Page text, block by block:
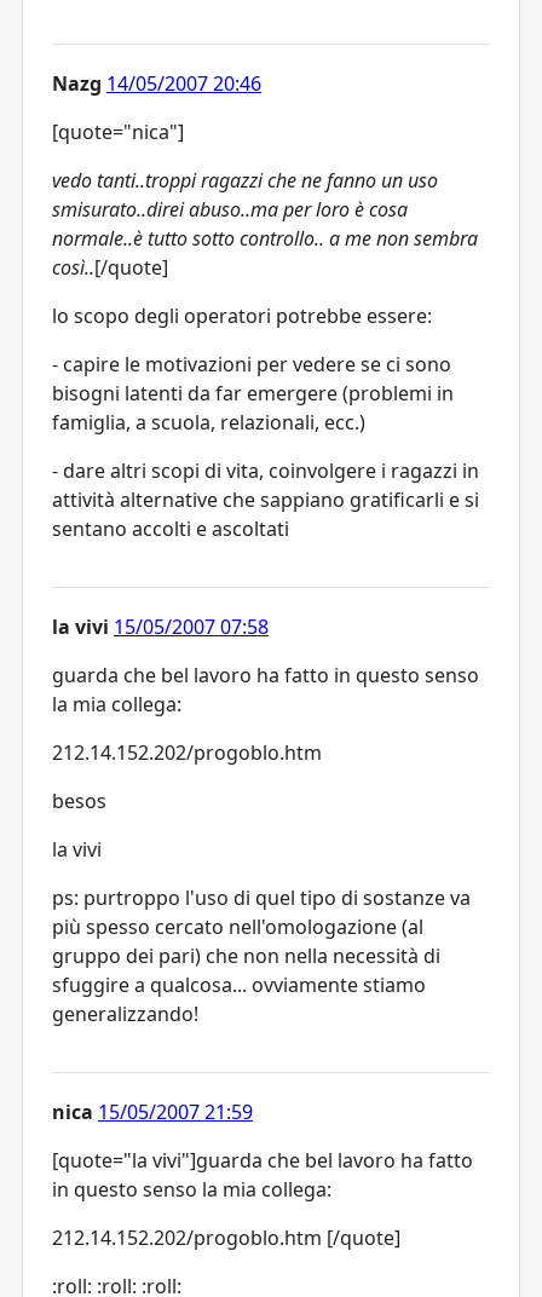
Nazg 14/05/2007 20:46
[quote="nica"]
vedo tanti..troppi ragazzi che ne fanno un uso
smisurato..direi abuso..ma per loro è cosa
normale..è tutto sotto controllo.. a me non sembra
così..[/quote]
lo scopo degli operatori potrebbe essere:
- capire le motivazioni per vedere se ci sono
bisogni latenti da far emergere (problemi in
famiglia, a scuola, relazionali, ecc.)
- dare altri scopi di vita, coinvolgere i ragazzi in
attività alternative che sappiano gratificarli e si
sentano accolti e ascoltati
la vivi 15/05/2007 07:58
guarda che bel lavoro ha fatto in questo senso
la mia collega:
212.14.152.202/progoblo.htm
besos
la vivi
ps: purtroppo l'uso di quel tipo di sostanze va
più spesso cercato nell'omologazione (al
gruppo dei pari) che non nella necessità di
sfuggire a qualcosa... ovviamente stiamo
generalizzando!
nica 15/05/2007 21:59
[quote="la vivi"]guarda che bel lavoro ha fatto
in questo senso la mia collega:
212.14.152.202/progoblo.htm [/quote]
:roll: :roll: :roll: